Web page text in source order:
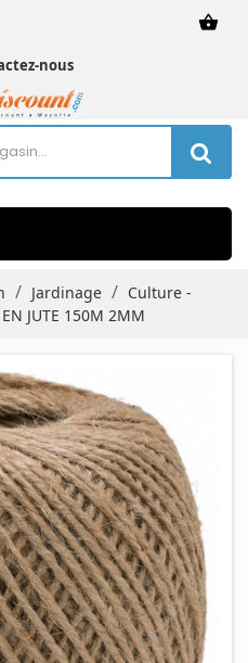
shopping_basket
nous
Jardinage
Culture -
EN JUTE 150M 2MM